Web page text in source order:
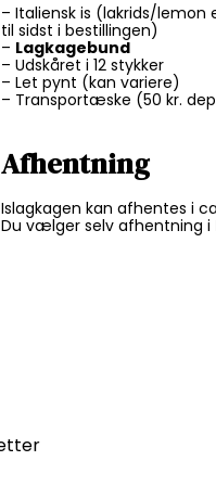
– Italiensk is (lakrids/
til sidst i bestillingen)
– Lagkagebund
– Udskåret i 12 stykker
– Let pynt (kan variere)
– Transportæske (50 kr.
Afhentning
Islagkagen kan afhentes i
Du vælger selv afhentning i